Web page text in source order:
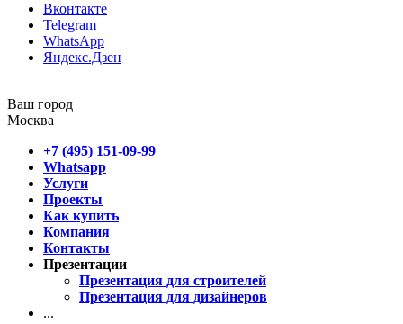
Вконтакте
Telegram
WhatsApp
Яндекс.Дзен
Ваш город
Москва
+7 (495) 151-09-99
Whatsapp
Услуги
Проекты
Как купить
Компания
Контакты
Презентации
Презентация для строителей
Презентация для дизайнеров
...